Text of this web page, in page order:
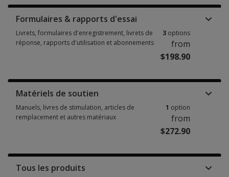
Formulaires & rapports d'essai
Livrets, formulaires d'enregistrement, livrets de
réponse, rapports d'utilisation et abonnements
3 options
from
$198.90
Matériels de soutien
Manuels, livres de stimulation, articles de
remplacement et autres matériaux
1 option
from
$272.90
Tous les produits